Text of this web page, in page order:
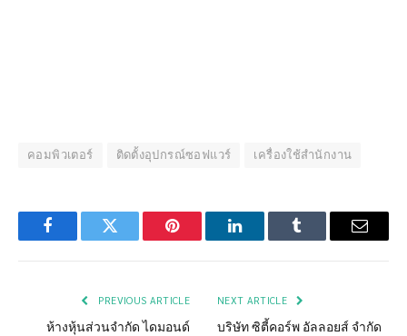
คอมพิวเตอร์ ติดตั้งอุปกรณ์ซอฟแวร์ เครื่องใช้สำนักงาน
FacebookTwitter Pinterest LinkedInTumblr Email
PREVIOUS ARTICLE
ห้างหุ้นส่วนจำกัด ไดมอนด์
NEXT ARTICLE
บริษัท ซิตี้คอร์พ อัลลอยส์ จำกัด